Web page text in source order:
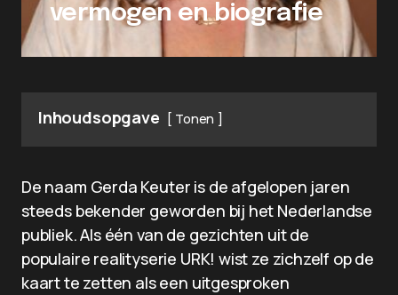
vermogen en biografie
Inhoudsopgave Tonen
De naam Gerda Keuter is de afgelopen jaren
steeds bekender geworden bij het Nederlandse
publiek. Als één van de gezichten uit de
populaire realityserie URK! wist ze zichzelf op de
kaart te zetten als een uitgesproken